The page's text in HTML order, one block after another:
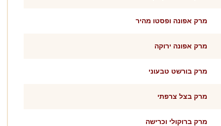
מרק אפונה ופסטו מהיר
מרק אפונה ירוקה
מרק בורשט טבעוני
מרק בצל צרפתי
מרק ברוקולי וכרישה